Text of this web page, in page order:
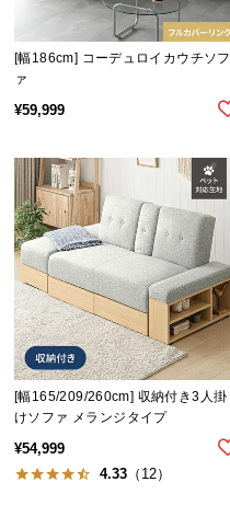
[幅186cm] コーデュロイカウチソフ
ァ
¥59,999
[幅165/209/260cm] 収納付き3人掛
けソファ メランジタイプ
¥54,999
4.33 （12）